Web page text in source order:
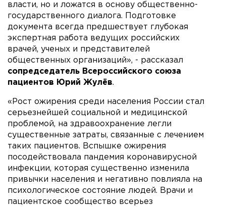
власти, но и ложатся в основу общественно-
государственного диалога. Подготовке
документа всегда предшествует глубокая
экспертная работа ведущих российских
врачей, ученых и представителей
общественных организаций», - рассказал
сопредседатель Всероссийского союза
пациентов Юрий Жулёв.
«Рост ожирения среди населения России стал
серьезнейшей социальной и медицинской
проблемой, на здравоохранение легли
существенные затраты, связанные с лечением
таких пациентов. Вспышке ожирения
посодействовала пандемия коронавирусной
инфекции, которая существенно изменила
привычки населения и негативно повлияла на
психологическое состояние людей. Врачи и
пациентское сообщество всерьез